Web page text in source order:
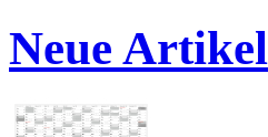
Neue Artikel